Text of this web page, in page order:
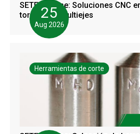
25
Aug 2026
SETEC Online: Soluciones CNC
torneado y multiejes
Herramientas de corte